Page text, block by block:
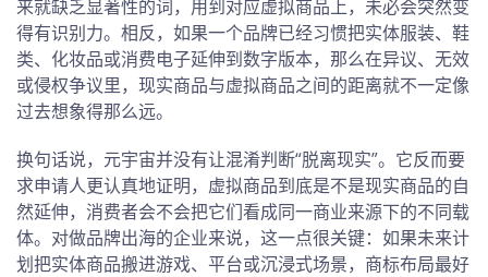
来就缺乏显著性的词，用到对应虚拟商品上，未必会突然变
得有识别力。相反，如果一个品牌已经习惯把实体服装、鞋
类、化妆品或消费电子延伸到数字版本，那么在异议、无效
或侵权争议里，现实商品与虚拟商品之间的距离就不一定像
过去想象得那么远。
换句话说，元宇宙并没有让混淆判断“脱离现实”。它反而要
求申请人更认真地证明，虚拟商品到底是不是现实商品的自
然延伸，消费者会不会把它们看成同一商业来源下的不同载
体。对做品牌出海的企业来说，这一点很关键：如果未来计
划把实体商品搬进游戏、平台或沉浸式场景，商标布局最好